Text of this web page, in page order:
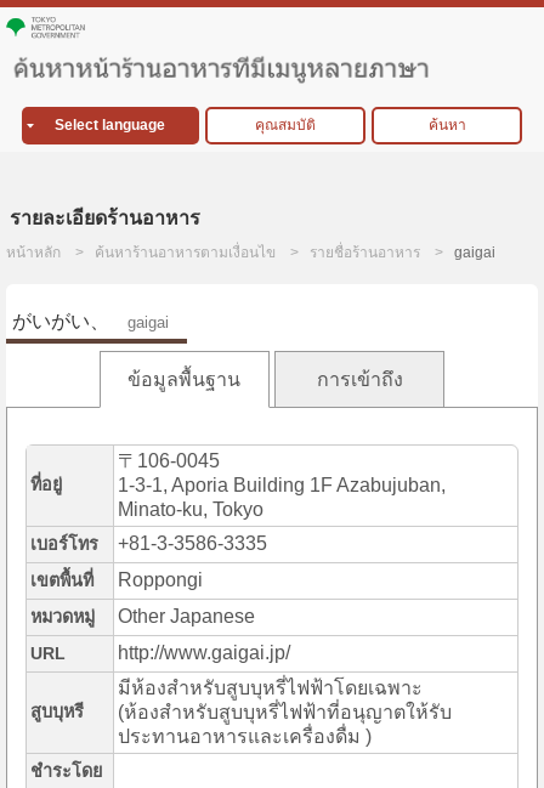
Select language คุณสมบัติ ค้นหา
รายละเอียดร้านอาหาร
หน้าหลัก ค้นหาร้านอาหารตามเงื่อนไข รายชื่อร้านอาหาร gaigai
がいがい、 gaigai
ข้อมูลพื้นฐาน การเข้าถึง
ที่อยู่
〒106-0045
1-3-1, Aporia Building 1F Azabujuban,
Minato-ku, Tokyo
เบอร์โทร +81-3-3586-3335
เขตพื้นที่ Roppongi
หมวดหมู่ Other Japanese
URL http://www.gaigai.jp/
สูบบุหรี
มีห้องสำหรับสูบบุหรี่ไฟฟ้าโดยเฉพาะ
(ห้องสำหรับสูบบุหรี่ไฟฟ้าที่อนุญาตให้รับ
ประทานอาหารและเครื่องดื่ม )
ชำระโดย